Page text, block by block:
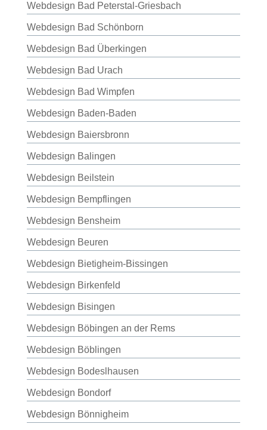
Webdesign Bad Peterstal-Griesbach
Webdesign Bad Schönborn
Webdesign Bad Überkingen
Webdesign Bad Urach
Webdesign Bad Wimpfen
Webdesign Baden-Baden
Webdesign Baiersbronn
Webdesign Balingen
Webdesign Beilstein
Webdesign Bempflingen
Webdesign Bensheim
Webdesign Beuren
Webdesign Bietigheim-Bissingen
Webdesign Birkenfeld
Webdesign Bisingen
Webdesign Böbingen an der Rems
Webdesign Böblingen
Webdesign Bodeslhausen
Webdesign Bondorf
Webdesign Bönnigheim